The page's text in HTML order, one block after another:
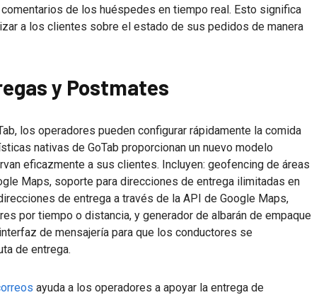
de los huéspedes en tiempo real. Esto significa
a los clientes sobre el estado de sus pedidos de manera
y Postmates
los operadores pueden configurar rápidamente la comida
nativas de GoTab proporcionan un nuevo modelo
eficazmente a sus clientes. Incluyen: geofencing de áreas
Maps, soporte para direcciones de entrega ilimitadas en
de entrega a través de la API de Google Maps,
por tiempo o distancia, y generador de albarán de empaque
de mensajería para que los conductores se
de entrega.
ayuda a los operadores a apoyar la entrega de